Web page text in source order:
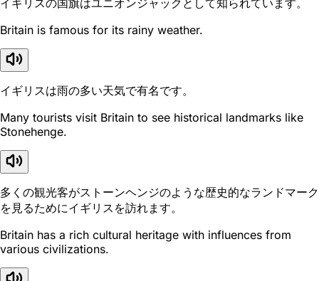
イギリスの国旗はユニオンジャックとして知られています。
Britain is famous for its rainy weather.
イギリスは雨の多い天気で有名です。
Many tourists visit Britain to see historical landmarks like
Stonehenge.
多くの観光客がストーンヘンジのような歴史的なランドマーク
を見るためにイギリスを訪れます。
Britain has a rich cultural heritage with influences from
various civilizations.